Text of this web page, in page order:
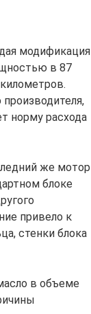
модификация
в 87
норму расхода
же мотор
блоке
привело к
стенки блока
в объеме